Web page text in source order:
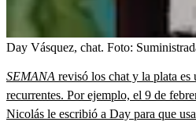
Day Vásquez, chat. Foto:
SEMANA revisó los chat y la plata es
recurrentes. Por ejemplo, el 9 de
Nicolás le escribió a Day para que